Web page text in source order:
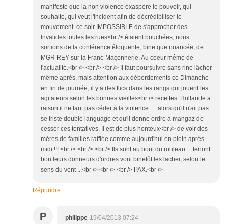
manifeste que la non violence exaspère le pouvoir, qui
souhaite, qui veut l'incident afin de décrédibiliser le
mouvement. ce soir IMPOSSIBLE de s'approcher des
Invalides toutes les rues<br /> étaient bouchées, nous
sortions de la conférence éloquente, bine que nuancée, de
MGR REY sur la Franc-Maçonnerie. Au coeur même de
l'actualité.<br /> <br /> <br /> Il faut poursuivre sans rine lâcher
même aprés, mais attention aux débordements ce Dimanche
en fin de journée, il y a des flics dans les rangs qui jouent les
agitateurs selon les bonnes vieilles<br /> recettes. Hollande a
raison il ne faut pas céder à la violence .... alors qu'il n'ait pas
se triste double language et qu'il donne ordre à mangaz de
cesser ces tentatives. Il est de plus honteux<br /> de voir des
mères de familles rafflée comme aujourd'hui en plein aprés-
midi !!! <br /> <br /> <br /> Ils sont au bout du rouleau ... tenont
bon leurs donneurs d'ordres vont binetôt les lacher, selon le
sens du vent ...<br /> <br /> <br /> PAX.<br />
Répondre
P philippe 19/04/2013 07:24